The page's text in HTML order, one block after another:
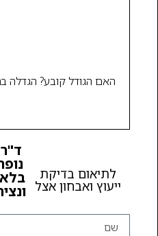
האם הגודל קובע? הגדלה
לתיאום בדיקת
ייעוץ ואבחון אצל
ד"ר